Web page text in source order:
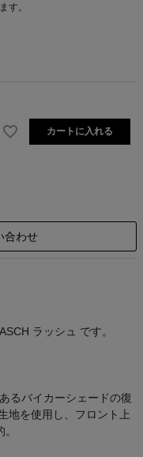
す。
カートに入れる
合わせ
ラッシュ です。
るバイカーシェードの復
地を使用し、フロント上